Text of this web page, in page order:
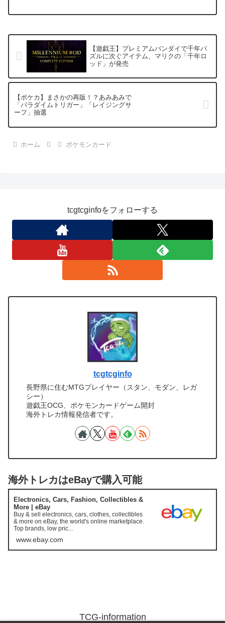
【遊戯王】プレミアムバンダイで千年パ
ズルに次ぐアイテム、マリクの「千年ロ
ッド」が発売
【ポケカ】まさかの再販！？あみあみで
「パラダイムトリガー」「レイジングサ
ーフ」抽選
ホーム ポケモンカード
tcgtcginfoをフォローする
tcgtcginfo
長野県に住むMTGプレイヤー（スタン、モダン、レガ
シー）
遊戯王OCG、ポケモンカードゲーム開封
海外トレカ情報発信者です。
海外トレカはeBayで購入可能
Electronics, Cars, Fashion, Collectibles &
More | eBay
Buy & sell electronics, cars, clothes, collectibles
& more on eBay, the world's online marketplace.
Top brands, low pric...
www.ebay.com
TCG-information